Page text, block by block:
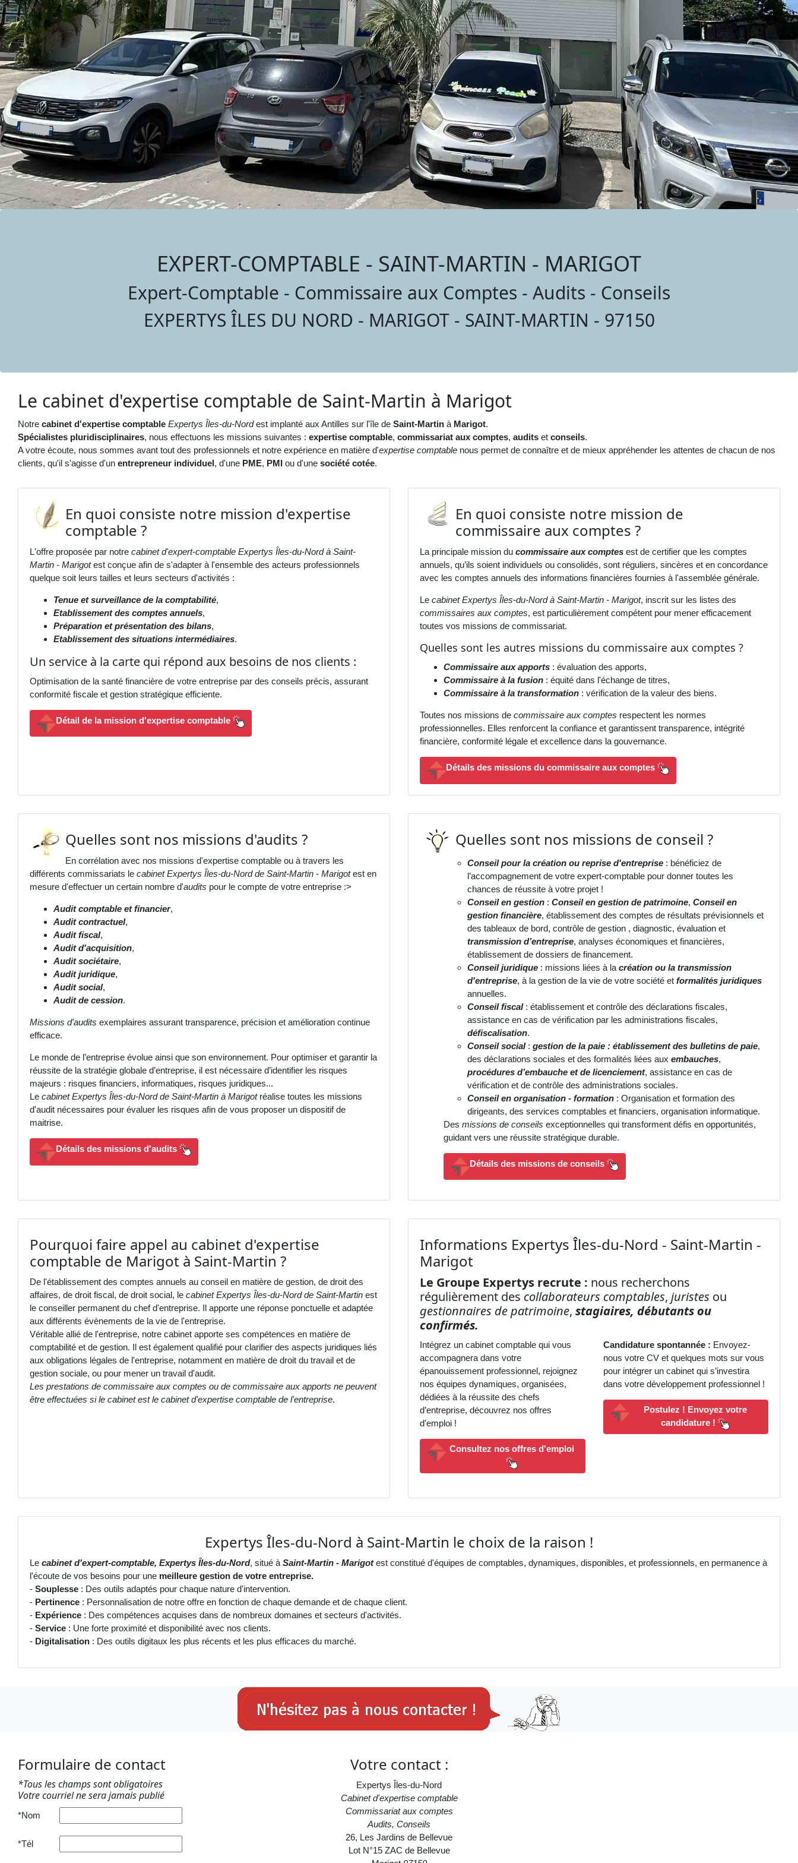
EXPERT-COMPTABLE - SAINT-MARTIN - MARIGOT
Expert-Comptable - Commissaire aux Comptes - Audits - Conseils
EXPERTYS ÎLES DU NORD - MARIGOT - SAINT-MARTIN - 97150
Le cabinet d'expertise comptable de Saint-Martin à Marigot
Notre cabinet d'expertise comptable Expertys Îles-du-Nordest implanté aux Antilles sur l'île de Saint-Martin à Marigot.
Spécialistes pluridisciplinaires, nous effectuons les missions suivantes : expertise comptable, commissariat aux comptes, audits et conseils.
A votre écoute, nous sommes avant tout des professionnels et notre expérience en matière d'expertise comptable nous permet de connaître et de mieux appréhender les attentes de chacun de nos
clients, qu'il s'agisse d'un entrepreneur individuel, d'une PME, PMI ou d'une société cotée.
En quoi consiste notre mission d'expertise
comptable ?
L'offre proposée par notre cabinet d'expert-comptable Expertys Îles-du-Nord à Saint-
Martin - Marigotest conçue afin de s'adapter à l'ensemble des acteurs professionnels
quelque soit leurs tailles et leurs secteurs d'activités :
Tenue et surveillance de la comptabilité,
Etablissement des comptes annuels,
Préparation et présentation des bilans,
Etablissement des situations intermédiaires.
Un service à la carte qui répond aux besoins de nos clients :
Optimisation de la santé financière de votre entreprise par des conseils précis, assurant
conformité fiscale et gestion stratégique efficiente.
Détail de la mission d'expertise comptable
En quoi consiste notre mission de
commissaire aux comptes ?
La principale mission du commissaire aux comptesest de certifier que les comptes
annuels, qu’ils soient individuels ou consolidés, sont réguliers, sincères et en concordance
avec les comptes annuels des informations financières fournies à l'assemblée générale.
Le cabinet Expertys Îles-du-Nord à Saint-Martin - Marigot, inscrit sur les listes des
commissaires aux comptes, est particulièrement compétent pour mener efficacement
toutes vos missions de commissariat.
Quelles sont les autres missions du commissaire aux comptes ?
Commissaire aux apports: évaluation des apports,
Commissaire à la fusion: équité dans l'échange de titres,
Commissaire à la transformation: vérification de la valeur des biens.
Toutes nos missions de commissaire aux comptes respectent les normes
professionnelles. Elles renforcent la confiance et garantissent transparence, intégrité
financière, conformité légale et excellence dans la gouvernance.
Détails des missions du commissaire aux comptes
Quelles sont nos missions d'audits ?
En corrélation avec nos missions d'expertise comptable ou à travers les
différents commissariats le cabinet Expertys Îles-du-Nord de Saint-Martin - Marigotest en
mesure d'effectuer un certain nombre d'audits pour le compte de votre entreprise :>
Audit comptable et financier,
Audit contractuel,
Audit fiscal,
Audit d'acquisition,
Audit sociétaire,
Audit juridique,
Audit social,
Audit de cession.
Missions d'audits exemplaires assurant transparence, précision et amélioration continue
efficace.
Le monde de l’entreprise évolue ainsi que son environnement. Pour optimiser et garantir la
réussite de la stratégie globale d’entreprise, il est nécessaire d’identifier les risques
majeurs : risques financiers, informatiques, risques juridiques...
Le cabinet Expertys Îles-du-Nord de Saint-Martin à Marigotréalise toutes les missions
d'audit nécessaires pour évaluer les risques afin de vous proposer un dispositif de
maitrise.
Détails des missions d'audits
Quelles sont nos missions de conseil ?
Conseil pour la création ou reprise d'entreprise: bénéficiez de
l’accompagnement de votre expert-comptable pour donner toutes les
chances de réussite à votre projet !
Conseil en gestion: Conseil en gestion de patrimoine, Conseil en
gestion financière, établissement des comptes de résultats prévisionnels et
des tableaux de bord, contrôle de gestion , diagnostic, évaluation et
transmission d’entreprise, analyses économiques et financières,
établissement de dossiers de financement.
Conseil juridique: missions liées à la création ou la transmission
d'entreprise, à la gestion de la vie de votre société et formalités juridiques
annuelles.
Conseil fiscal: établissement et contrôle des déclarations fiscales,
assistance en cas de vérification par les administrations fiscales,
défiscalisation.
Conseil social: gestion de la paie : établissement des bulletins de paie,
des déclarations sociales et des formalités liées aux embauches,
procédures d’embauche et de licenciement, assistance en cas de
vérification et de contrôle des administrations sociales.
Conseil en organisation - formation: Organisation et formation des
dirigeants, des services comptables et financiers, organisation informatique.
Des missions de conseils exceptionnelles qui transforment défis en opportunités,
guidant vers une réussite stratégique durable.
Détails des missions de conseils
Pourquoi faire appel au cabinet d'expertise
comptable de Marigot à Saint-Martin ?
De l'établissement des comptes annuels au conseil en matière de gestion, de droit des
affaires, de droit fiscal, de droit social, le cabinet Expertys Îles-du-Nord de Saint-Martinest
le conseiller permanent du chef d'entreprise. Il apporte une réponse ponctuelle et adaptée
aux différents évènements de la vie de l'entreprise.
Véritable allié de l'entreprise, notre cabinet apporte ses compétences en matière de
comptabilité et de gestion. Il est également qualifié pour clarifier des aspects juridiques liés
aux obligations légales de l'entreprise, notamment en matière de droit du travail et de
gestion sociale, ou pour mener un travail d'audit.
Les prestations de commissaire aux comptes ou de commissaire aux apports ne peuvent
être effectuées si le cabinet est le cabinet d'expertise comptable de l'entreprise.
Informations Expertys Îles-du-Nord - Saint-Martin -
Marigot
Le Groupe Expertys recrute : nous recherchons
régulièrement des collaborateurs comptables, juristes ou
gestionnaires de patrimoine, stagiaires, débutants ou
confirmés.
Intégrez un cabinet comptable qui vous
accompagnera dans votre
épanouissement professionnel, rejoignez
nos équipes dynamiques, organisées,
dédiées à la réussite des chefs
d’entreprise, découvrez nos offres
d'emploi !
Consultez nos offres d'emploi
Candidature spontannée : Envoyez-
nous votre CV et quelques mots sur vous
pour intégrer un cabinet qui s’investira
dans votre développement professionnel !
Postulez ! Envoyez votre
candidature !
Expertys Îles-du-Nord à Saint-Martin le choix de la raison !
Le cabinet d'expert-comptable, Expertys Îles-du-Nord, situé à Saint-Martin - Marigotest constitué d'équipes de comptables, dynamiques, disponibles, et professionnels, en permanence à
l'écoute de vos besoins pour une meilleure gestion de votre entreprise.
- Souplesse: Des outils adaptés pour chaque nature d'intervention.
- Pertinence: Personnalisation de notre offre en fonction de chaque demande et de chaque client.
- Expérience: Des compétences acquises dans de nombreux domaines et secteurs d'activités.
- Service: Une forte proximité et disponibilité avec nos clients.
- Digitalisation: Des outils digitaux les plus récents et les plus efficaces du marché.
Formulaire de contact
*Tous les champs sont obligatoires
Votre courriel ne sera jamais publié
*Nom
*Tél
Votre contact :
Expertys Îles-du-Nord
Cabinet d'expertise comptable
Commissariat aux comptes
Audits, Conseils
26, Les Jardins de Bellevue
Lot N°15 ZAC de Bellevue